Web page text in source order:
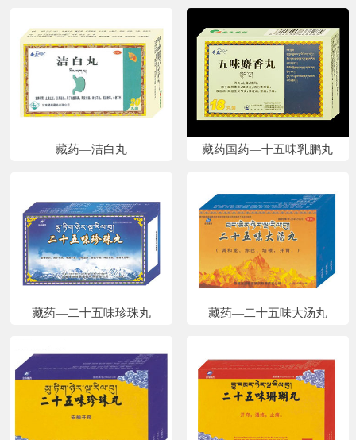
藏药—洁白丸 藏药国药—十五味乳鹏丸
藏药—二十五味珍珠丸 藏药—二十五味大汤丸